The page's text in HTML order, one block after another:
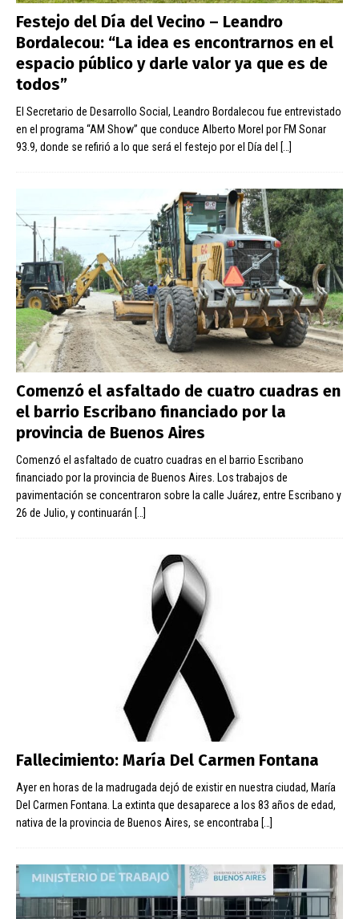
Festejo del Día del Vecino – Leandro
Bordalecou: “La idea es encontrarnos en el
espacio público y darle valor ya que es de
todos”
El Secretario de Desarrollo Social, Leandro Bordalecou fue entrevistado
en el programa “AM Show” que conduce Alberto Morel por FM Sonar
93.9, donde se refirió a lo que será el festejo por el Día del […]
Comenzó el asfaltado de cuatro cuadras en
el barrio Escribano financiado por la
provincia de Buenos Aires
Comenzó el asfaltado de cuatro cuadras en el barrio Escribano
financiado por la provincia de Buenos Aires. Los trabajos de
pavimentación se concentraron sobre la calle Juárez, entre Escribano y
26 de Julio, y continuarán […]
Fallecimiento: María Del Carmen Fontana
Ayer en horas de la madrugada dejó de existir en nuestra ciudad, María
Del Carmen Fontana. La extinta que desaparece a los 83 años de edad,
nativa de la provincia de Buenos Aires, se encontraba […]